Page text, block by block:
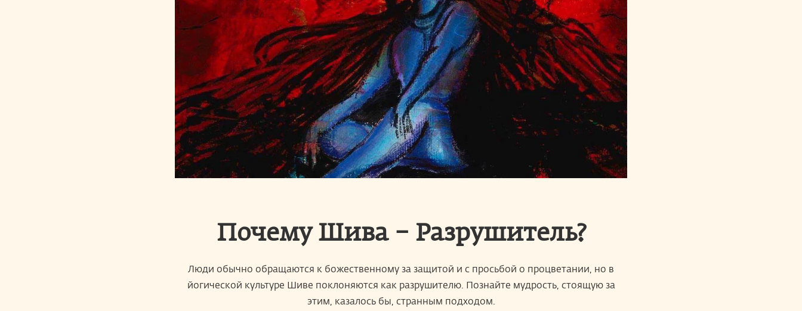
Почему Шива – Разрушитель?
Люди обычно обращаются к божественному за защитой и с просьбой о процветании, но в
йогической культуре Шиве поклоняются как разрушителю. Познайте мудрость, стоящую за
этим, казалось бы, странным подходом.